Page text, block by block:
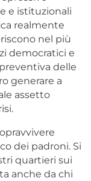
e istituzionali
realmente
nel più
democratici e
delle
generare a
assetto
dei padroni. Si
quartieri sui
anche da chi